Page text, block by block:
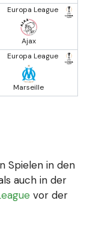
Europa League
Ajax
Europa League
Marseille
Spielen in den
auch in der
vor der